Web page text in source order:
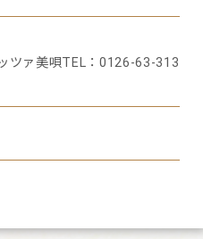
ツァ美唄TEL：0126-63-313